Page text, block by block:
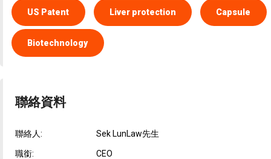
US Patent Liver protection Capsule
Biotechnology
聯絡資料
聯絡人: Sek LunLaw先生
職銜: CEO